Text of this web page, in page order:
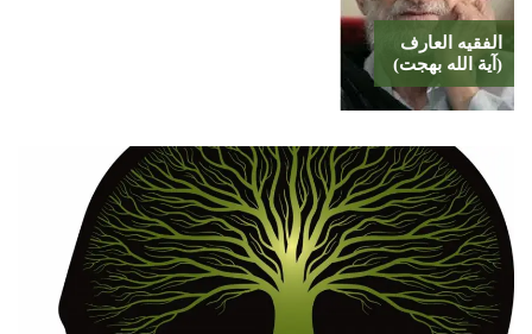
الفقيه العارف
(آية الله بهجت)